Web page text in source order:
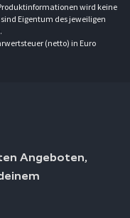
wird keine
Eigentum des jeweiligen
(netto) in Euro
Angeboten,